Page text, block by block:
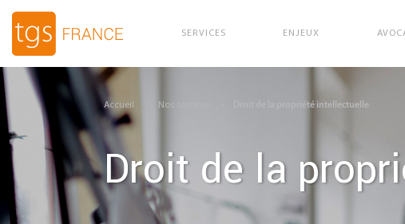
Aller au contenu principal
SERVICES ENJEUX
Accueil Nos services Droit de la propriété intellectuelle
Droit de la